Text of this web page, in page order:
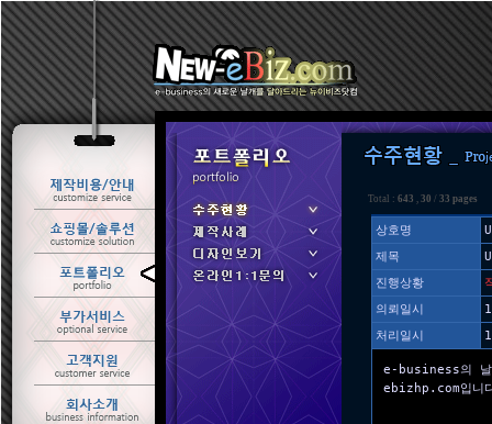
Total : 643 , 30 / 33 pages
상호명
제목
진행상황
의뢰일시
처리일시
e-business의 날
ebizhp.com입니
ㆍ 수주현황
ㆍ 제작사례